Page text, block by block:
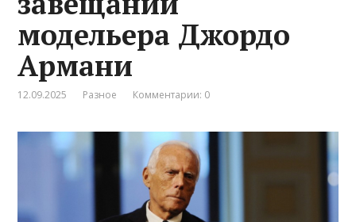
модельера Джордо
Армани
12.09.2025 Разное Комментарии: 0